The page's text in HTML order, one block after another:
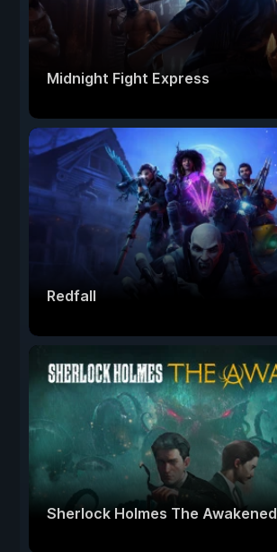
Midnight Fight Express
Redfall
Sherlock Holmes The Awakened